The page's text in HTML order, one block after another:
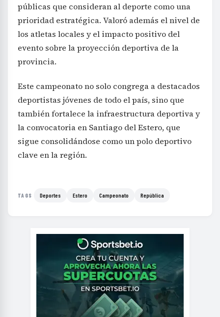
públicas que consideran al deporte como una
prioridad estratégica. Valoró además el nivel de
los atletas locales y el impacto positivo del
evento sobre la proyección deportiva de la
provincia.
Este campeonato no solo congrega a destacados
deportistas jóvenes de todo el país, sino que
también fortalece la infraestructura deportiva y
la convocatoria en Santiago del Estero, que
sigue consolidándose como un polo deportivo
clave en la región.
TAGS Deportes Estero Campeonato República